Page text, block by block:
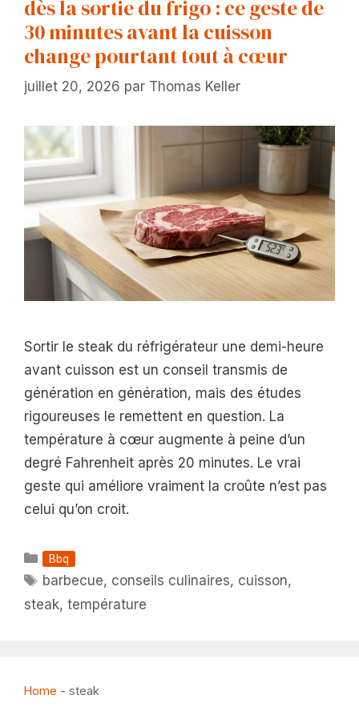
dès la sortie du frigo : ce geste de
30 minutes avant la cuisson
change pourtant tout à cœur
juillet 20, 2026 par Thomas Keller
Sortir le steak du réfrigérateur une demi-heure
avant cuisson est un conseil transmis de
génération en génération, mais des études
rigoureuses le remettent en question. La
température à cœur augmente à peine d’un
degré Fahrenheit après 20 minutes. Le vrai
geste qui améliore vraiment la croûte n’est pas
celui qu’on croit.
Catégories
Bbq
Étiquettes
barbecue, conseils culinaires, cuisson,
steak, température
Home - steak